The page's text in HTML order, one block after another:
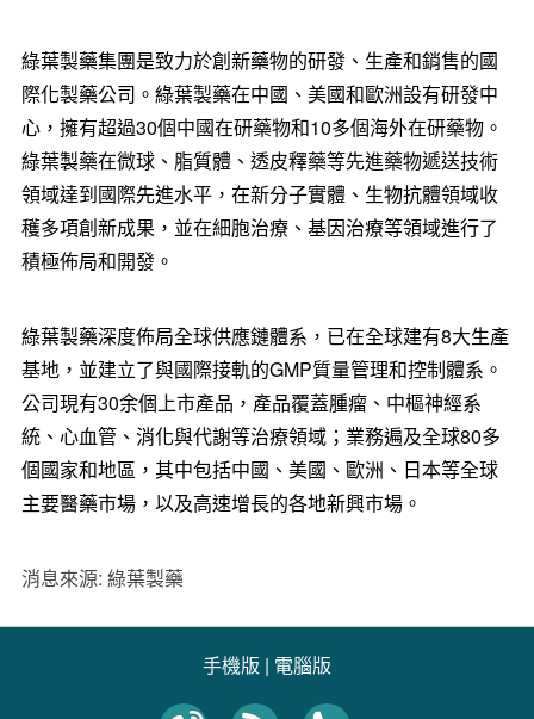
綠葉製藥集團是致力於創新藥物的研發、生產和銷售的國
際化製藥公司。綠葉製藥在中國、美國和歐洲設有研發中
心，擁有超過30個中國在研藥物和10多個海外在研藥物。
綠葉製藥在微球、脂質體、透皮釋藥等先進藥物遞送技術
領域達到國際先進水平，在新分子實體、生物抗體領域收
穫多項創新成果，並在細胞治療、基因治療等領域進行了
積極佈局和開發。
綠葉製藥深度佈局全球供應鏈體系，已在全球建有8大生產
基地，並建立了與國際接軌的GMP質量管理和控制體系。
公司現有30余個上市產品，產品覆蓋腫瘤、中樞神經系
統、心血管、消化與代謝等治療領域；業務遍及全球80多
個國家和地區，其中包括中國、美國、歐洲、日本等全球
主要醫藥市場，以及高速增長的各地新興市場。
消息來源: 綠葉製藥
手機版 | 電腦版